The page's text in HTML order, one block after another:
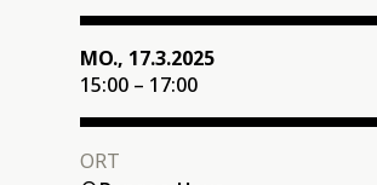
MO., 17.3.2025
15:00 – 17:00
ORT